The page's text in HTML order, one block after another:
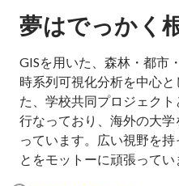
夢はでっかく
GISを用いた、森林・都市
時系列可視化分析を中心
た、学校共同プロジェク
行なっており、海外の大
っています。広い視野を
とをモットーに頑張ってい